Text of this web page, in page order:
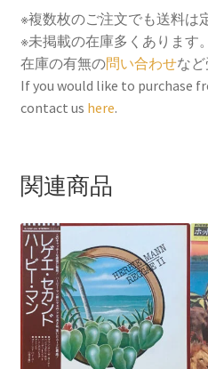
c
e
b
o
o
i
t
t
e
r
a
i
l
n
t
e
r
n
e
※複数枚のご注文でも送料は
※未掲載の在庫多くあります
在庫の有無の問い合わせなど
If you would like to purchase
contact us here.
関連商品